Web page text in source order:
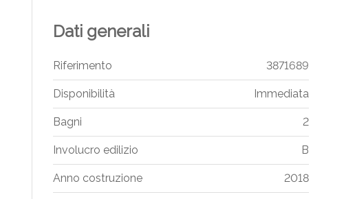
Dati generali
Riferimento 3871689
Disponibilità Immediata
Bagni 2
Involucro edilizio B
Anno costruzione 2018